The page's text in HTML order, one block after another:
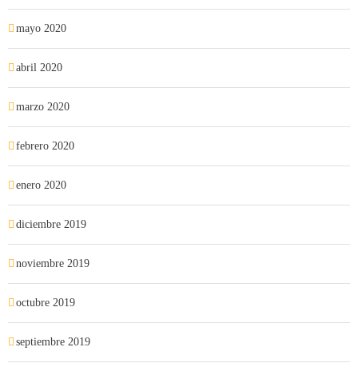
mayo 2020
abril 2020
marzo 2020
febrero 2020
enero 2020
diciembre 2019
noviembre 2019
octubre 2019
septiembre 2019